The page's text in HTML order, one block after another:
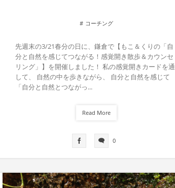
コーチング
先週末の3/21春分の日に、鎌倉で【もこ＆くりの「自
分と自然を感じてつながる！感覚開き散歩＆カウンセ
リング」】を開催しました！ 私の感覚開きカードを通
して、 自然の中を歩きながら、 自分と自然を感じて
「自分と自然とつながっ...
Read More
0